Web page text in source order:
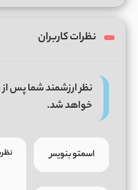
نظرات کاربران
نظر ارزشمند شما پس
خواهد شد.